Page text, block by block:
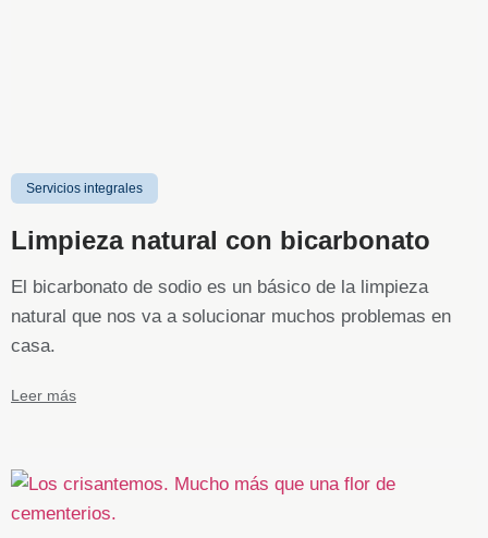
Servicios integrales
Limpieza natural con bicarbonato
El bicarbonato de sodio es un básico de la limpieza
natural que nos va a solucionar muchos problemas en
casa.
Leer más